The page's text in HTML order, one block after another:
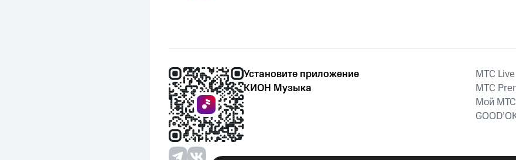
Установите приложение
КИОН Музыка
MTС Live
MTС
Мой МТС